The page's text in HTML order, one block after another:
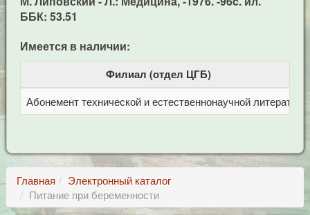
ББК: 53.51
Имеется в наличии:
Филиал (отдел ЦГБ)
Абонемент технической и естественнонаучной литерат
Главная
Электронный каталог
Питание при беременности